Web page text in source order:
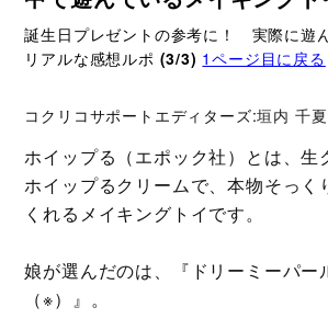
誕生日プレゼントの参考に！ 実際に遊
リアルな感想ルポ (3/3) 1ページ目に戻る
コクリコサポートエディターズ:垣内 千夏
ホイップる（エポック社）とは、生
ホイップるクリームで、本物そっく
くれるメイキングトイです。
娘が選んだのは、『ドリーミーパー
（※）』。